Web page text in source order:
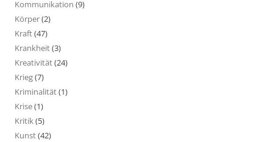
Kommunikation (9)
Körper(2)
Kraft(47)
Krankheit(3)
Kreativität(24)
Krieg(7)
Kriminalität(1)
Krise(1)
Kritik(5)
Kunst(42)